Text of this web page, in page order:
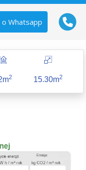
Whatsapp
2 15.30m2